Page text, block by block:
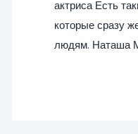
актриса Есть
которые сразу
людям. Наташа